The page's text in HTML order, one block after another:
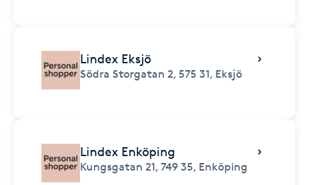
Lindex Eksjö
Södra Storgatan 2, 575 31, Eksjö
Lindex Enköping
Kungsgatan 21, 749 35, Enköping